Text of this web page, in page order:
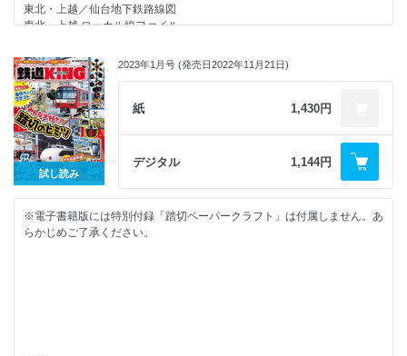
東北・上越／仙台地下鉄路線図
東北・上越 ローカル線ファイル
首都圏路線図
首都圏地下鉄路線図
関東 ローカル線ファイル
ノスタルジーあふれる 行ってみたい駅 東日本編
中部・北陸
名古屋私鉄・地下鉄路線図
中部・北陸 ローカル線ファイル
近畿・中国／大阪近郊私鉄・地下鉄路線図
近畿 ローカル線ファイル
四国 ローカル線ファイル
九州／福岡地下鉄路線図
試し読み
2023年1月号 (発売日2022年11月21日)
紙 1,430円
デジタル 1,144円
※電子書籍版には特別付録「踏切ペーパークラフト」は付属しません。あ
らかじめご了承ください。